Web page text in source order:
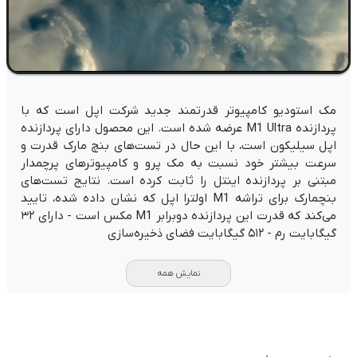
Video
مک استودیو کامپیوتر قدرتمند جدید شرکت اپل است که با
پردازنده M1 Ultra عرضه شده است. این محصول دارای پردازنده
اپل سیلیکون است، با این حال در تست‌های بنچ مارک قدرت و
سرعت بیشتر خود نسبت به مک پرو و کامپیوترهای پرچمدار
مبتنی بر پردازنده اینتل را ثابت کرده است. نتایج تست‌های
بنچمارک برای تراشه M1 اولترا اپل که نشان داده شده، تایید
می‌کند که ‌قدرت این پردازنده دوبرابر ‌M1 مکس است - دارای ۳۲
گیگابایت رم - ۵۱۲ گیگابایت فضای ذخیره‌سازی
نمایش همه